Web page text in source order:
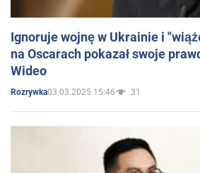
Ignoruje wojnę w Ukrainie i
na Oscarach pokazał swoje
Wideo
Rozrywka03.03.2025 15:46 31